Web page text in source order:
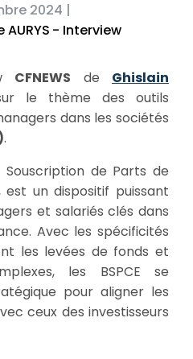
2024 |
- Interview
CFNEWS de Ghislain
le thème des outils
dans les sociétés
.
Souscription de Parts de
est un dispositif puissant
et salariés clés dans
Avec les spécificités
les levées de fonds et
les BSPCE se
pour aligner les
ceux des investisseurs